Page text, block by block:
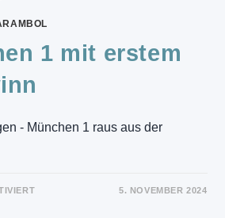
1 mit erstem
- München 1 raus aus der
FÜR
5. NOVEMBER 2024